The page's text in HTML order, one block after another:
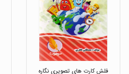
فلش کارت های تصویری نگاره